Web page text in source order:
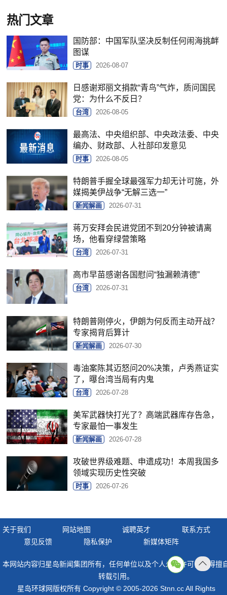
热门文章
国防部：中国军队坚决反制任何闹海挑衅
图谋
时事 2026-08-07
日感谢郑丽文捐款“青鸟”气炸，质问国民
党：为什么不反日？
台湾 2026-08-05
最高法、中央组织部、中央政法委、中央
编办、财政部、人社部印发意见
时事 2026-08-05
特朗普手握全球最强军力却无计可施，外
媒揭美伊战争“无解三选一”
新闻解画 2026-07-31
蒋万安拜会民进党团不到20分钟被请离
场，他看穿绿营策略
台湾 2026-07-31
高市早苗感谢各国慰问“独漏赖清德”
台湾 2026-07-31
特朗普刚停火，伊朗为何反而主动开战？
专家揭背后算计
新闻解画 2026-07-30
毒油案陈其迈怒问20%决策，卢秀燕证实
了，曝台湾当局有内鬼
台湾 2026-07-28
美军武器快打光了？高端武器库存告急，
专家最怕一事发生
新闻解画 2026-07-28
攻破世界级难题、申遗成功！本周我国多
领域实现历史性突破
时事 2026-07-26
关于我们 网站地图 诚聘英才
联系方式
意见反馈
隐私保护 新媒体矩阵
本网站内容归星岛新闻集团所有，任何单位以及个人未经许可，不得擅
转载引用。
星岛环球网版权所有 Copyright © 2005-2026 Stnn.cc All Rights
顶部